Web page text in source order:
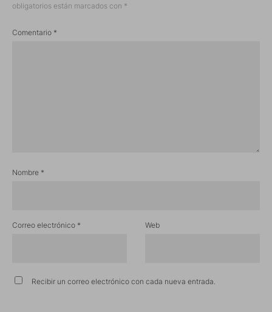
obligatorios están marcados con *
Comentario *
Nombre *
Correo electrónico * Web
Recibir un correo electrónico con cada nueva entrada.